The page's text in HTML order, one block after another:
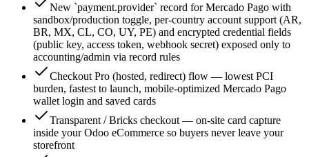
New `payment.provider` record for Mercado Pago with
sandbox/production toggle, per-country account support (AR,
BR, MX, CL, CO, UY, PE) and encrypted credential fields
(public key, access token, webhook secret) exposed only to
accounting/admin via record rules
Checkout Pro (hosted, redirect) flow — lowest PCI
burden, fastest to launch, mobile-optimized Mercado Pago
wallet login and saved cards
Transparent / Bricks checkout — on-site card capture
inside your Odoo eCommerce so buyers never leave your
storefront